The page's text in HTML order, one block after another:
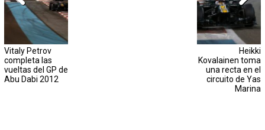
Vitaly Petrov
completa las
vueltas del GP de
Abu Dabi 2012
Heikki
Kovalainen toma
una recta en el
circuito de Yas
Marina